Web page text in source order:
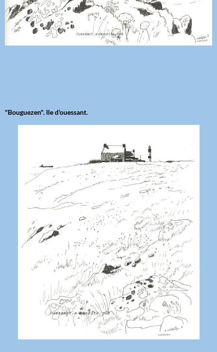
"Bouguezen". Ile d'ouessant.